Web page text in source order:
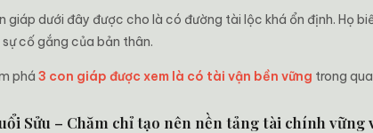
giáp dưới đây được cho là có đường tài lộc khá ổn định. Họ
cố gắng của bản thân.
phá 3 con giáp được xem là có tài vận bền vững trong
Sửu – Chăm chỉ tạo nên nền tảng tài chính vững